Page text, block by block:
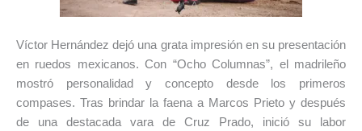
Víctor Hernández dejó una grata impresión en su presentación
en ruedos mexicanos. Con “Ocho Columnas”, el madrileño
mostró personalidad y concepto desde los primeros
compases. Tras brindar la faena a Marcos Prieto y después
de una destacada vara de Cruz Prado, inició su labor